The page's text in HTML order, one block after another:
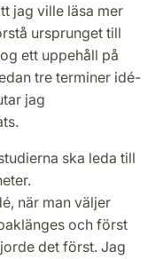
jag ville läsa mer
ursprunget till
ett uppehåll på
tre terminer idé-
jag
ska leda till
när man väljer
och först
det först. Jag